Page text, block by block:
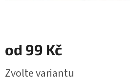
od 99 Kč
cena:
Zvolte variantu